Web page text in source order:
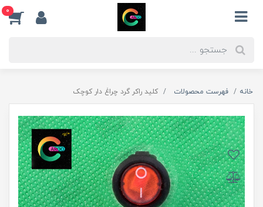
0
خانه فهرست محصولات کلید راکر گرد چراغ دار کوچک